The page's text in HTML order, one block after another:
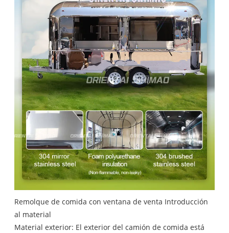
Remolque de comida con ventana de venta Introducción
al material
Material exterior: El exterior del camión de comida está